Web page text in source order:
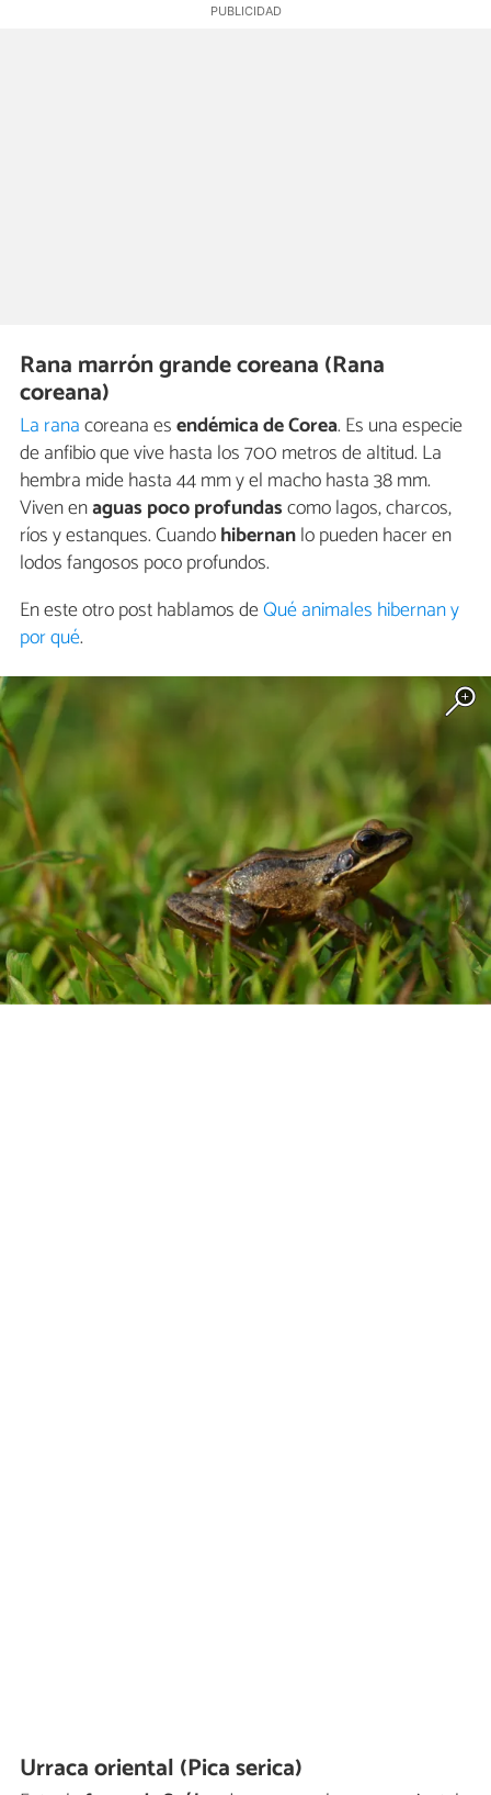
Rana marrón grande coreana (Rana
coreana)
La ranacoreana esendémica de Corea. Es una especie
de anfibio que vive hasta los 700 metros de altitud. La
hembra mide hasta 44 mm y el macho hasta 38 mm.
Viven enaguas poco profundascomo lagos, charcos,
ríos y estanques. Cuandohibernanlo pueden hacer en
lodos fangosos poco profundos.
En este otro post hablamos deQué animales hibernan y
por qué.
Urraca oriental (Pica serica)